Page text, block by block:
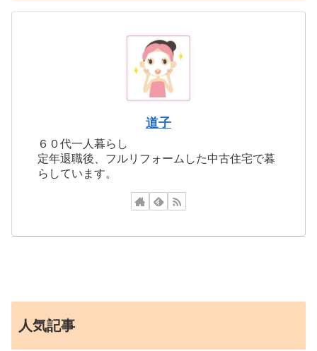
道子
６０代一人暮らし
定年退職後、フルリフォームした中古住宅で暮
らしています。
人気記事